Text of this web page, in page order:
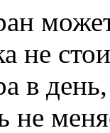
не
в
не